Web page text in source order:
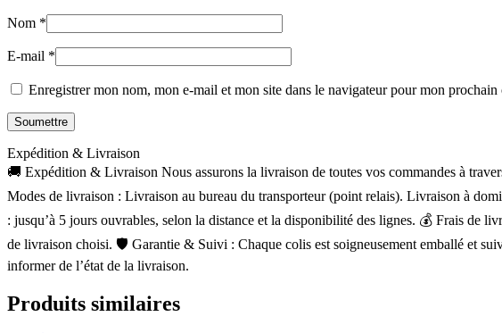
Nom *
E-mail *
Enregistrer mon nom, mon e-mail et mon site dans le navigateur pour mon prochain
Expédition & Livraison
🚚 Expédition & Livraison Nous assurons la livraison de toutes vos commandes à
Modes de livraison : Livraison au bureau du transporteur (point relais). Livraison à
: jusqu’à 5 jours ouvrables, selon la distance et la disponibilité des lignes. 💰 Frais de
de livraison choisi. 🛡 Garantie & Suivi : Chaque colis est soigneusement emballé et
informer de l’état de la livraison.
Produits similaires